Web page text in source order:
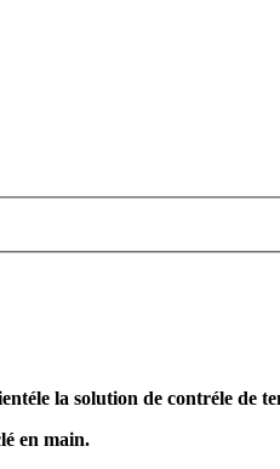
la solution de contréle de
en main.